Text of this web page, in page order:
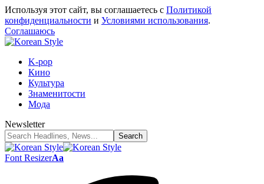
Используя этот сайт, вы соглашаетесь с Политикой
конфиденциальности и Условиями использования.
Соглашаюсь
K-pop
Кино
Культура
Знаменитости
Мода
Newsletter
Font ResizerAa